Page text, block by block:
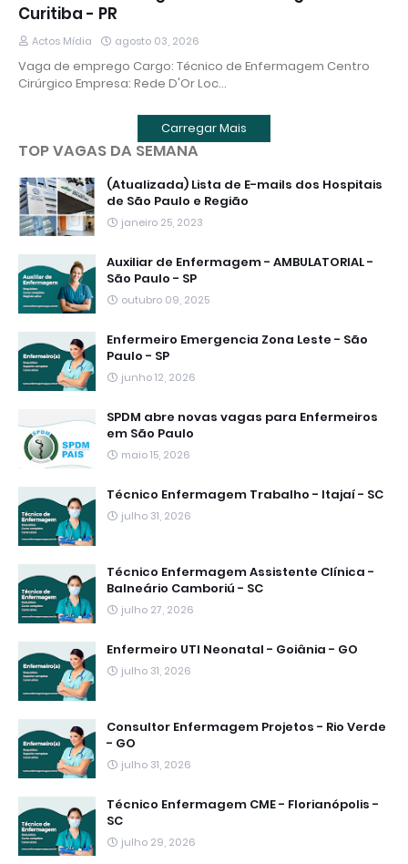
Curitiba - PR
Actos Mídia agosto 03, 2026
Vaga de emprego Cargo: Técnico de Enfermagem Centro
Cirúrgico Empresa: Rede D'Or Loc…
Carregar Mais
TOP VAGAS DA SEMANA
(Atualizada) Lista de E-mails dos Hospitais
de São Paulo e Região
janeiro 25, 2023
Auxiliar de Enfermagem - AMBULATORIAL -
São Paulo - SP
outubro 09, 2025
Enfermeiro Emergencia Zona Leste - São
Paulo - SP
junho 12, 2026
SPDM abre novas vagas para Enfermeiros
em São Paulo
maio 15, 2026
Técnico Enfermagem Trabalho - Itajaí - SC
julho 31, 2026
Técnico Enfermagem Assistente Clínica -
Balneário Camboriú - SC
julho 27, 2026
Enfermeiro UTI Neonatal - Goiânia - GO
julho 31, 2026
Consultor Enfermagem Projetos - Rio Verde
- GO
julho 31, 2026
Técnico Enfermagem CME - Florianópolis -
SC
julho 29, 2026